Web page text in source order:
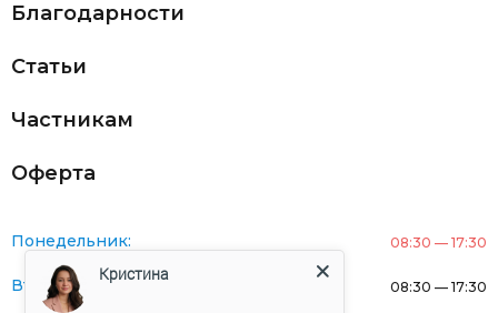
Благодарности
Статьи
Частникам
Оферта
Понедельник: 08:30 — 17:30
Вторник: 08:30 — 17:30
Кристина